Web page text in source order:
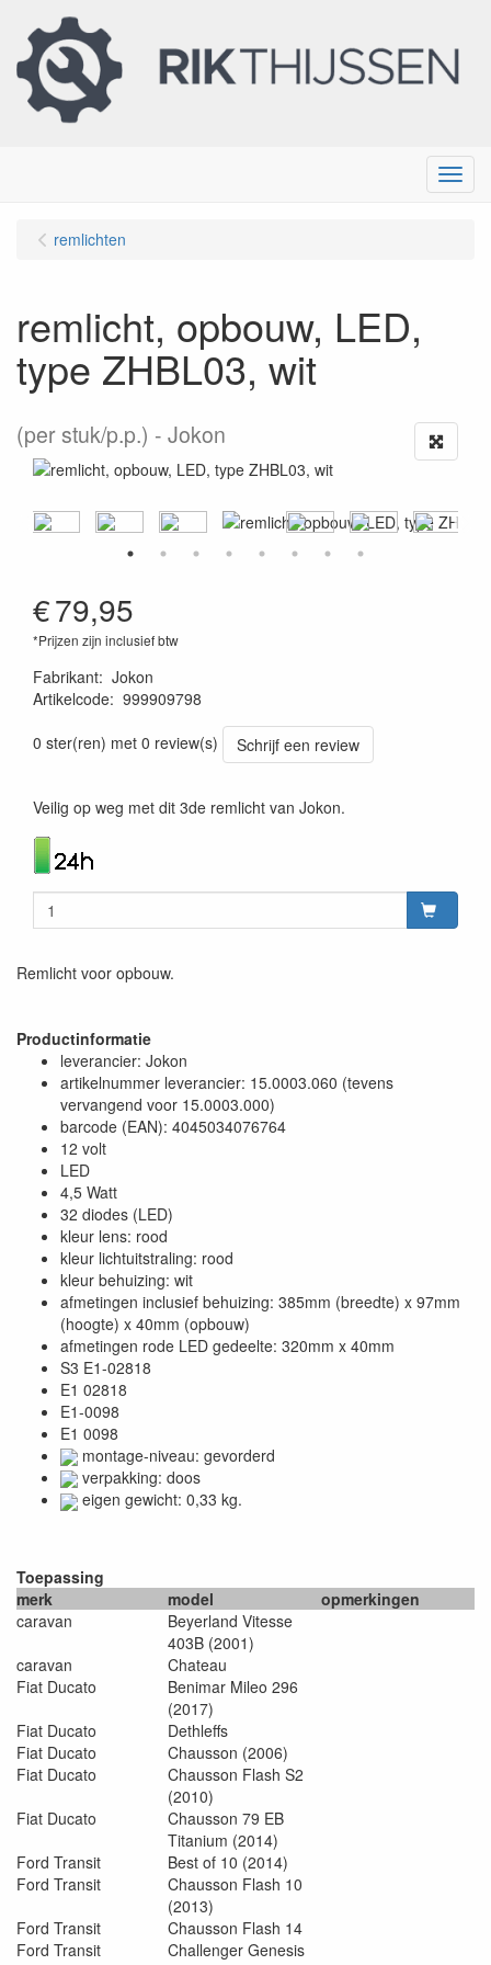
Menu
remlichten
remlicht, opbouw, LED,
type ZHBL03, wit
(per stuk/p.p.) Jokon
€79,95
*Prijzen zijn inclusief btw
Fabrikant: Jokon
Artikelcode: 999909798
0 ster(ren) met 0 review(s)
Schrijf een review
Veilig op weg met dit 3de remlicht van Jokon.
Remlicht voor opbouw.
Productinformatie
leverancier: Jokon
artikelnummer leverancier: 15.0003.060 (tevens
vervangend voor 15.0003.000)
barcode (EAN): 4045034076764
12 volt
LED
4,5 Watt
32 diodes (LED)
kleur lens: rood
kleur lichtuitstraling: rood
kleur behuizing: wit
afmetingen inclusief behuizing: 385mm (breedte) x 97mm
(hoogte) x 40mm (opbouw)
afmetingen rode LED gedeelte: 320mm x 40mm
S3 E1-02818
E1 02818
E1-0098
E1 0098
montage-niveau: gevorderd
verpakking: doos
eigen gewicht: 0,33 kg.
Toepassing
merk
model
opmerkingen
caravan
Beyerland Vitesse
403B (2001)
caravan
Chateau
Fiat Ducato
Benimar Mileo 296
(2017)
Fiat Ducato
Dethleffs
Fiat Ducato
Chausson (2006)
Fiat Ducato
Chausson Flash S2
(2010)
Fiat Ducato
Chausson 79 EB
Titanium (2014)
Ford Transit
Best of 10 (2014)
Ford Transit
Chausson Flash 10
(2013)
Ford Transit
Chausson Flash 14
Ford Transit
Challenger Genesis